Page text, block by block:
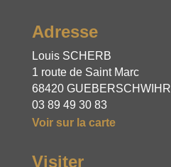
Adresse
Louis SCHERB
1 route de Saint Marc
68420 GUEBERSCHWIHR
03 89 49 30 83
Voir sur la carte
Visiter